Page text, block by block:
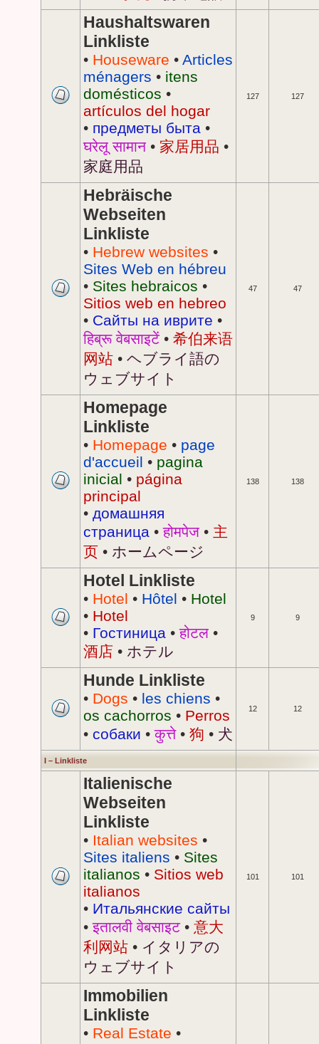
Haushaltswaren
Linkliste
• Houseware • Articles
ménagers • itens
domésticos •
artículos del hogar
• предметы быта •
घरेलू सामान• 家居用品 •
家庭用品
127 127
Hebräische
Webseiten
Linkliste
• Hebrew websites •
Sites Web en hébreu
• Sites hebraicos •
Sitios web en hebreo
• Сайты на иврите •
हिब्रू वेबसाइटें• 希伯来语
网站 • ヘブライ語の
ウェブサイト
47 47
Homepage
Linkliste
• Homepage • page
d'accueil • pagina
inicial • página
principal
• домашняя
страница •होमपेज • 主
页 • ホームページ
138 138
Hotel Linkliste
• Hotel • Hôtel • Hotel
• Hotel
• Гостиница •होटल •
酒店 • ホテル
9 9
Hunde Linkliste
• Dogs • les chiens •
os cachorros • Perros
• собаки •कुत्ते• 狗 • 犬
12 12
I – Linkliste
Italienische
Webseiten
Linkliste
• Italian websites •
Sites italiens • Sites
italianos • Sitios web
italianos
• Итальянские сайты
•इतालवी वेबसाइट• 意大
利网站 • イタリアの
ウェブサイト
101 101
Immobilien
Linkliste
• Real Estate •